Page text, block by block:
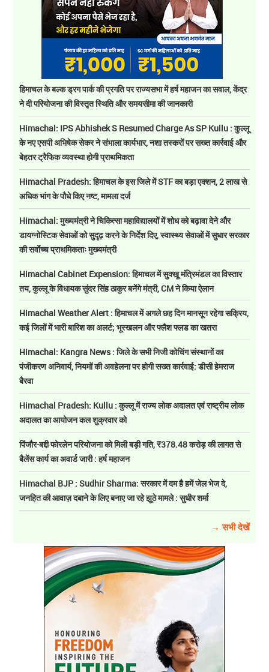
हिमाचल के बल्क ड्रग पार्क की प्रगति पर राज्यसभा में हर्ष महाजन का सवाल, केंद्र
ने दी परियोजना की विस्तृत स्थिति और समयसीमा की जानकारी
Himachal: IPS Abhishek S Resumed Charge As SP Kullu : कुल्लू
के नए एसपी अभिषेक सेकर ने संभाला कार्यभार, नशा तस्करों पर सख्त कार्रवाई और
बेहतर ट्रैफिक व्यवस्था होगी प्राथमिकता
Himachal Pradesh: हिमाचल के इस जिले में STF का बड़ा एक्शन, 2 लाख से
अधिक भांग के पौधे किए नष्ट, मामला दर्ज
Himachal: मुख्यमंत्री ने चिकित्सा महाविद्यालयों में शोध को बढ़ावा देने और
डायग्नोस्टिक सेवाओं को सुदृढ़ करने के निर्देश दिए, स्वास्थ्य सेवाओं में सुधार सरकार
की सर्वाेच्च प्राथमिकताः मुख्यमंत्री
Himachal Cabinet Expension: हिमाचल में सुक्खू मंत्रिमंडल का विस्तार
तय, कुल्लू के विधायक सुंदर सिंह ठाकुर बनेंगे मंत्री, CM ने किया ऐलान
Himachal Weather Alert : हिमाचल में अगले छह दिन मानसून रहेगा सक्रिय,
कई जिलों में भारी बारिश का अलर्ट; भूस्खलन और फ्लैश फ्लड का खतरा
Himachal: Kangra News : जिले के सभी निजी कोचिंग संस्थानों का
पंजीकरण अनिवार्य, नियमों की अवहेलना पर होगी सख्त कार्रवाई: डीसी हेमराज
बैरवा
Himachal Pradesh: Kullu : कुल्लू में राज्य लोक अदालत एवं राष्ट्रीय लोक
अदालत का आयोजन कल शुक्रवार को
पिंजौर-बद्दी फोरलेन परियोजना को मिली बड़ी गति, ₹378.48 करोड़ की लागत से
बैलेंस कार्य का अवार्ड जारी : हर्ष महाजन
Himachal BJP : Sudhir Sharma: सरकार में दम है हमें जेल भेज दे,
जनहित की आवाज़ दबाने के लिए बनाए जा रहे झूठे मामले : सुधीर शर्मा
→ सभी देखें